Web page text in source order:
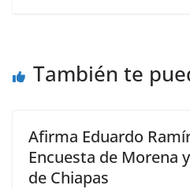
También te
Afirma Eduardo
Encuesta de Morena
de Chiapas